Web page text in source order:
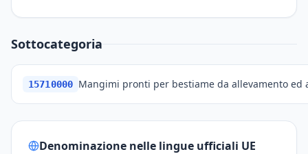
Sottocategoria
15710000 Mangimi pronti per bestiame da allevamento ed
Denominazione nelle lingue ufficiali UE